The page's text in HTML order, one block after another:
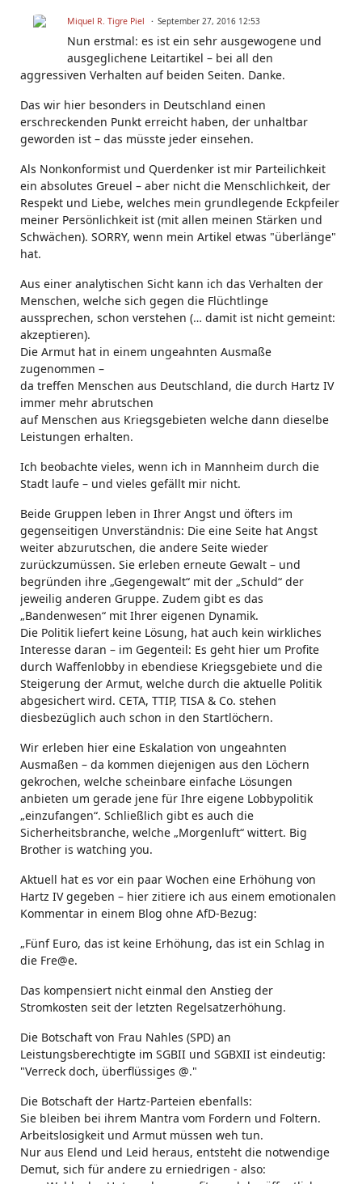
Miquel R. Tigre Piel September 27, 2016 12:53
Nun erstmal: es ist ein sehr ausgewogene und
ausgeglichene Leitartikel – bei all den
aggressiven Verhalten auf beiden Seiten. Danke.
Das wir hier besonders in Deutschland einen
erschreckenden Punkt erreicht haben, der unhaltbar
geworden ist – das müsste jeder einsehen.
Als Nonkonformist und Querdenker ist mir Parteilichkeit
ein absolutes Greuel – aber nicht die Menschlichkeit, der
Respekt und Liebe, welches mein grundlegende Eckpfeiler
meiner Persönlichkeit ist (mit allen meinen Stärken und
Schwächen). SORRY, wenn mein Artikel etwas "überlänge"
hat.
Aus einer analytischen Sicht kann ich das Verhalten der
Menschen, welche sich gegen die Flüchtlinge
aussprechen, schon verstehen (… damit ist nicht gemeint:
akzeptieren).
Die Armut hat in einem ungeahnten Ausmaße
zugenommen –
da treffen Menschen aus Deutschland, die durch Hartz IV
immer mehr abrutschen
auf Menschen aus Kriegsgebieten welche dann dieselbe
Leistungen erhalten.
Ich beobachte vieles, wenn ich in Mannheim durch die
Stadt laufe – und vieles gefällt mir nicht.
Beide Gruppen leben in Ihrer Angst und öfters im
gegenseitigen Unverständnis: Die eine Seite hat Angst
weiter abzurutschen, die andere Seite wieder
zurückzumüssen. Sie erleben erneute Gewalt – und
begründen ihre „Gegengewalt“ mit der „Schuld“ der
jeweilig anderen Gruppe. Zudem gibt es das
„Bandenwesen“ mit Ihrer eigenen Dynamik.
Die Politik liefert keine Lösung, hat auch kein wirkliches
Interesse daran – im Gegenteil: Es geht hier um Profite
durch Waffenlobby in ebendiese Kriegsgebiete und die
Steigerung der Armut, welche durch die aktuelle Politik
abgesichert wird. CETA, TTIP, TISA & Co. stehen
diesbezüglich auch schon in den Startlöchern.
Wir erleben hier eine Eskalation von ungeahnten
Ausmaßen – da kommen diejenigen aus den Löchern
gekrochen, welche scheinbare einfache Lösungen
anbieten um gerade jene für Ihre eigene Lobbypolitik
„einzufangen“. Schließlich gibt es auch die
Sicherheitsbranche, welche „Morgenluft“ wittert. Big
Brother is watching you.
Aktuell hat es vor ein paar Wochen eine Erhöhung von
Hartz IV gegeben – hier zitiere ich aus einem emotionalen
Kommentar in einem Blog ohne AfD-Bezug:
„Fünf Euro, das ist keine Erhöhung, das ist ein Schlag in
die Fre@e.
Das kompensiert nicht einmal den Anstieg der
Stromkosten seit der letzten Regelsatzerhöhung.
Die Botschaft von Frau Nahles (SPD) an
Leistungsberechtigte im SGBII und SGBXII ist eindeutig:
"Verreck doch, überflüssiges @."
Die Botschaft der Hartz-Parteien ebenfalls:
Sie bleiben bei ihrem Mantra vom Fordern und Foltern.
Arbeitslosigkeit und Armut müssen weh tun.
Nur aus Elend und Leid heraus, entsteht die notwendige
Demut, sich für andere zu erniedrigen - also: